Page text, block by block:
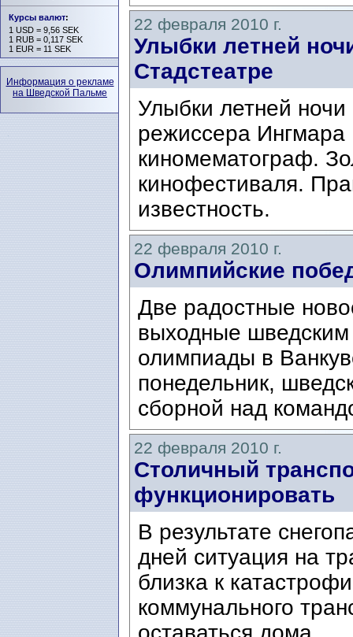
22 февраля 2010 г.
Улыбки летней
Стадстеатре
Улыбки летней
режиссера
киномематограф.
кинофестиваля.
известность.
22 февраля 2010 г.
Олимпийские
Две радостные
выходные
олимпиады в
понедельник,
сборной над
22 февраля 2010 г.
Столичный
функционировать
В результате
дней ситуация на
близка к
коммунального
Курсы валют:
1 USD = 9,56 SEK
1 RUB = 0,117 SEK
1 EUR = 11 SEK
Информация о рекламе
на Шведской Пальме